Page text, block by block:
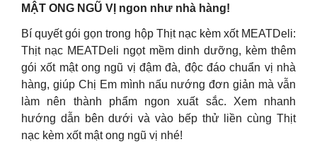
MẬT ONG NGŨ VỊ ngon như nhà hàng!
Bí quyết gói gọn trong hộp Thịt nạc kèm xốt MEATDeli:
Thịt nạc MEATDeli ngọt mềm dinh dưỡng, kèm thêm
gói xốt mật ong ngũ vị đậm đà, độc đáo chuẩn vị nhà
hàng, giúp Chị Em mình nấu nướng đơn giản mà vẫn
làm nên thành phẩm ngon xuất sắc. Xem nhanh
hướng dẫn bên dưới và vào bếp thử liền cùng Thịt
nạc kèm xốt mật ong ngũ vị nhé!